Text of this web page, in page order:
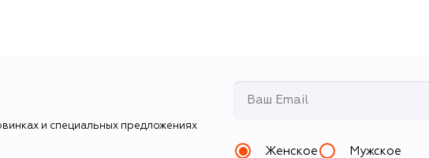
и специальных предложениях
Женское Мужское